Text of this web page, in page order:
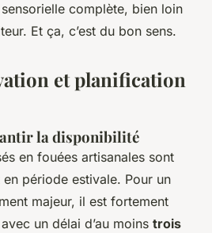
sensorielle complète, bien loin
Et ça, c’est du bon sens.
et planification
la disponibilité
en fouées artisanales sont
période estivale. Pour un
majeur, il est fortement
un délai d’au moins trois